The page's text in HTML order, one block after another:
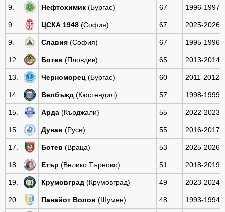
9. Нефтохимик (Бургас) 67 1996-1997
9. ЦСКА 1948 (София) 67 2025-2026
9. Славия (София) 67 1995-1996
12. Ботев (Пловдив) 65 2013-2014
13. Черноморец (Бургас) 60 2011-2012
14. Велбъжд (Кюстендил) 57 1998-1999
15. Арда (Кърджали) 55 2022-2023
15. Дунав (Русе) 55 2016-2017
17. Ботев (Враца) 53 2025-2026
18. Етър (Велико Търново) 51 2018-2019
19. Крумовград (Крумовград) 49 2023-2024
20. Панайот Волов (Шумен) 48 1993-1994